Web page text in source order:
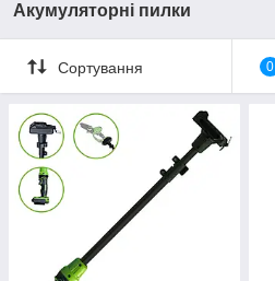
Акумуляторні пилки
Сортування 0